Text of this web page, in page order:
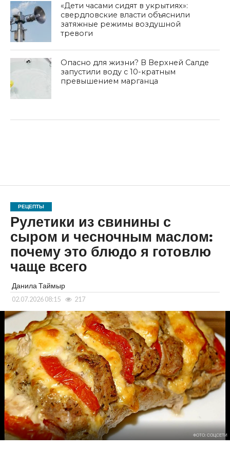
«Дети часами сидят в укрытиях»:
свердловские власти объяснили
затяжные режимы воздушной
тревоги
Опасно для жизни? В Верхней Салде
запустили воду с 10-кратным
превышением марганца
РЕЦЕПТЫ
Рулетики из свинины с
сыром и чесночным маслом:
почему это блюдо я готовлю
чаще всего
Данила Таймыр
02.07.2026 08:15 217
ФОТО: СОЦСЕТИ